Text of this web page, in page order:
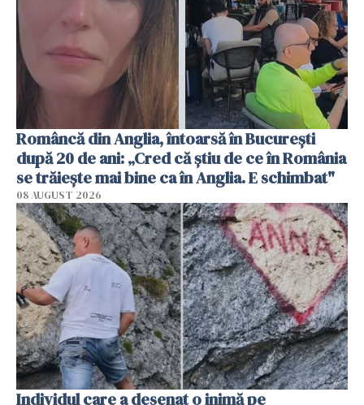
Româncă din Anglia, întoarsă în București
după 20 de ani: „Cred că știu de ce în România
se trăiește mai bine ca în Anglia. E schimbat"
08 AUGUST 2026
Individul care a desenat o inimă pe